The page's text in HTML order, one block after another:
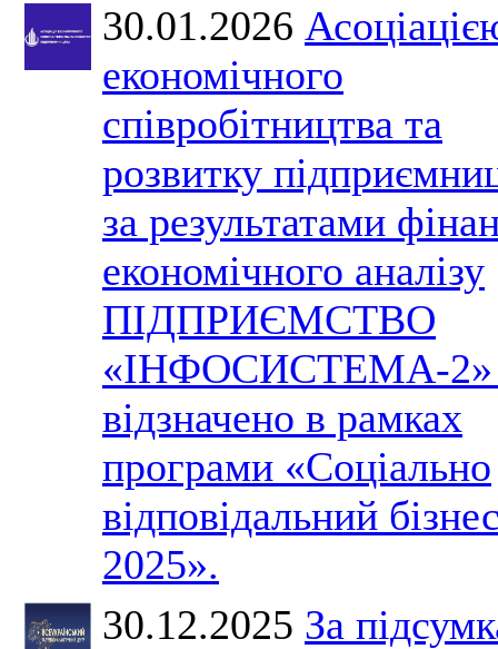
30.01.2026
економічного
співробітництва та
розвитку
за результатами
економічного аналізу
ПІДПРИЄМСТВО
«ІНФОСИСТЕМА-2»
відзначено в рамках
програми «Соціально
відповідальний
2025».
30.12.2025 За